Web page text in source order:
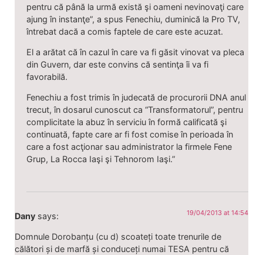
pentru că până la urmă există şi oameni nevinovaţi care
ajung în instanţe”, a spus Fenechiu, duminică la Pro TV,
întrebat dacă a comis faptele de care este acuzat.
El a arătat că în cazul în care va fi găsit vinovat va pleca
din Guvern, dar este convins că sentinţa îi va fi
favorabilă.
Fenechiu a fost trimis în judecată de procurorii DNA anul
trecut, în dosarul cunoscut ca “Transformatorul”, pentru
complicitate la abuz în serviciu în formă calificată şi
continuată, fapte care ar fi fost comise în perioada în
care a fost acţionar sau administrator la firmele Fene
Grup, La Rocca Iaşi şi Tehnorom Iaşi.”
Dany says: 19/04/2013 at 14:54
Domnule Dorobanțu (cu d) scoateți toate trenurile de
călători și de marfă și conduceți numai TESA pentru că